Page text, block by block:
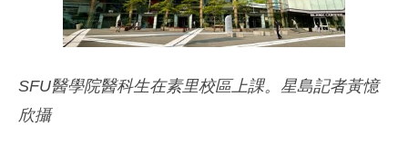
SFU醫學院醫科生在素里校區上課。星島記者黃憶
欣攝